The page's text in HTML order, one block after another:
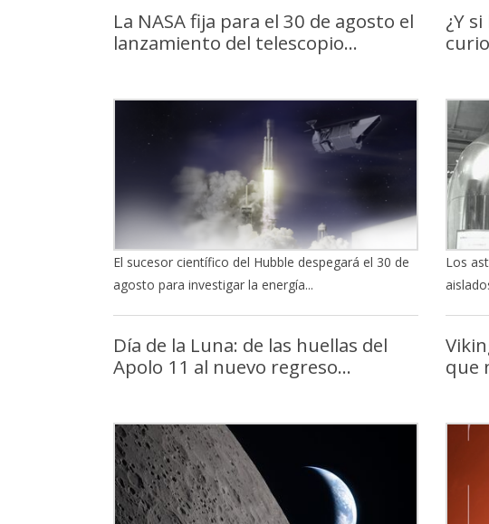
La NASA fija para el 30 de agosto el
lanzamiento del telescopio...
El sucesor científico del Hubble despegará el 30 de
agosto para investigar la energía...
¿Y
Los
Día de la Luna: de las huellas del
Apolo 11 al nuevo regreso...
que